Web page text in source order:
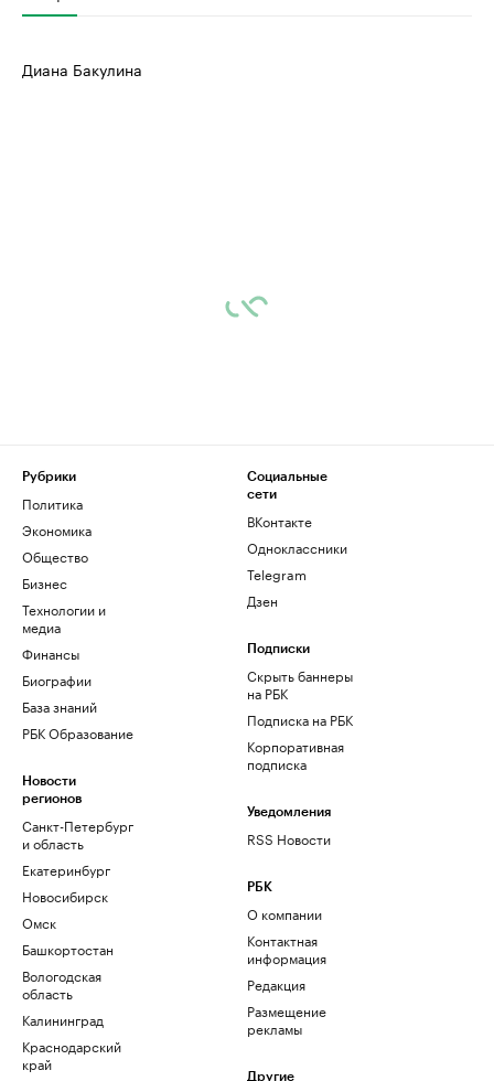
Диана Бакулина
Рубрики
Политика
Экономика
Общество
Бизнес
Технологии и
медиа
Финансы
Биографии
База знаний
РБК Образование
Новости
регионов
Санкт-Петербург
и область
Екатеринбург
Новосибирск
Омск
Башкортостан
Вологодская
область
Калининград
Краснодарский
край
Социальные
сети
ВКонтакте
Одноклассники
Telegram
Дзен
Подписки
Скрыть баннеры
на РБК
Подписка на РБК
Корпоративная
подписка
Уведомления
RSS Новости
РБК
О компании
Контактная
информация
Редакция
Размещение
рекламы
Другие